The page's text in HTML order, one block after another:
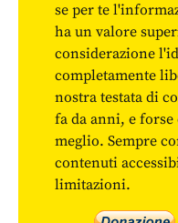
se per te
ha un valore
considerazione
completamente
nostra testata di
fa da anni, e
meglio. Sempre
contenuti
limitazioni.